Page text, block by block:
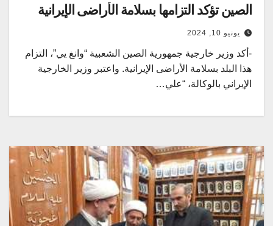
الصين تؤكد التزامها بسلامة الأراضی الإیرانیة
يونيو 10, 2024
-أكد وزير خارجية جمهورية الصين الشعبية “وانغ يي”، التزام
هذا البلد بسلامة الأراضی الإیرانیة. واعتبر وزير الخارجية
الإيراني بالوكالة، “علي…